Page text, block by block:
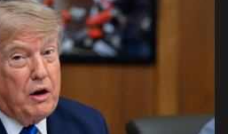
քանի
Ռադայի